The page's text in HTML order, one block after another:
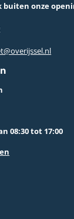
buiten onze
08:30 tot 17:00